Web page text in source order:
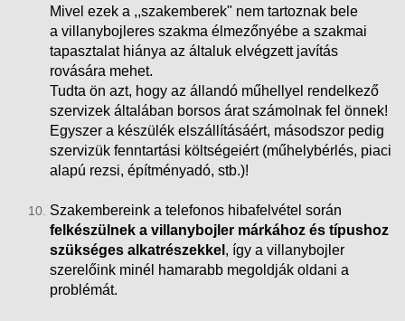
Mivel ezek a ,,szakemberek" nem tartoznak bele
a villanybojleres szakma élmezőnyébe a szakmai
tapasztalat hiánya az általuk elvégzett javítás
rovására mehet.
Tudta ön azt, hogy az állandó műhellyel rendelkező
szervizek általában borsos árat számolnak fel önnek!
Egyszer a készülék elszállításáért, másodszor pedig
szervizük fenntartási költségeiért (műhelybérlés, piaci
alapú rezsi, építményadó, stb.)!
Szakembereink a telefonos hibafelvétel során
felkészülnek a villanybojler márkához és típushoz
szükséges alkatrészekkel , így a villanybojler
szerelőink minél hamarabb megoldják oldani a
problémát.